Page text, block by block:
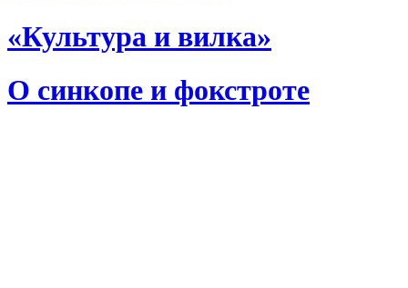
«Культура и вилка»
О синкопе и фокстроте